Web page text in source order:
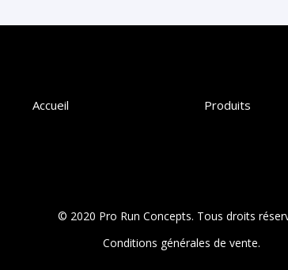
Accueil Produits
© 2020 Pro Run Concepts. Tous droits
Conditions générales de vente.